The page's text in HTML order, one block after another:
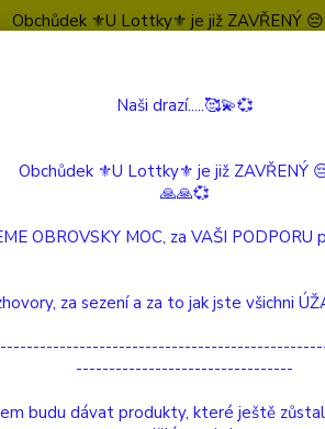
Obchůdek ⚜️U Lottky⚜️ je již ZAVŘENÝ
Kytičkový Lapis Lazuli Náramek
Lapis Lazuli
Naši drazí.....🥰💫💞
Obchůdek ⚜️U Lottky⚜️ je již ZAVŘENÝ
🙏🙏💞
OBROVSKY MOC, za VAŠI PODPORU
za sezení a za to jak jste všichni
---------------------------------
budu dávat produkty, které ještě